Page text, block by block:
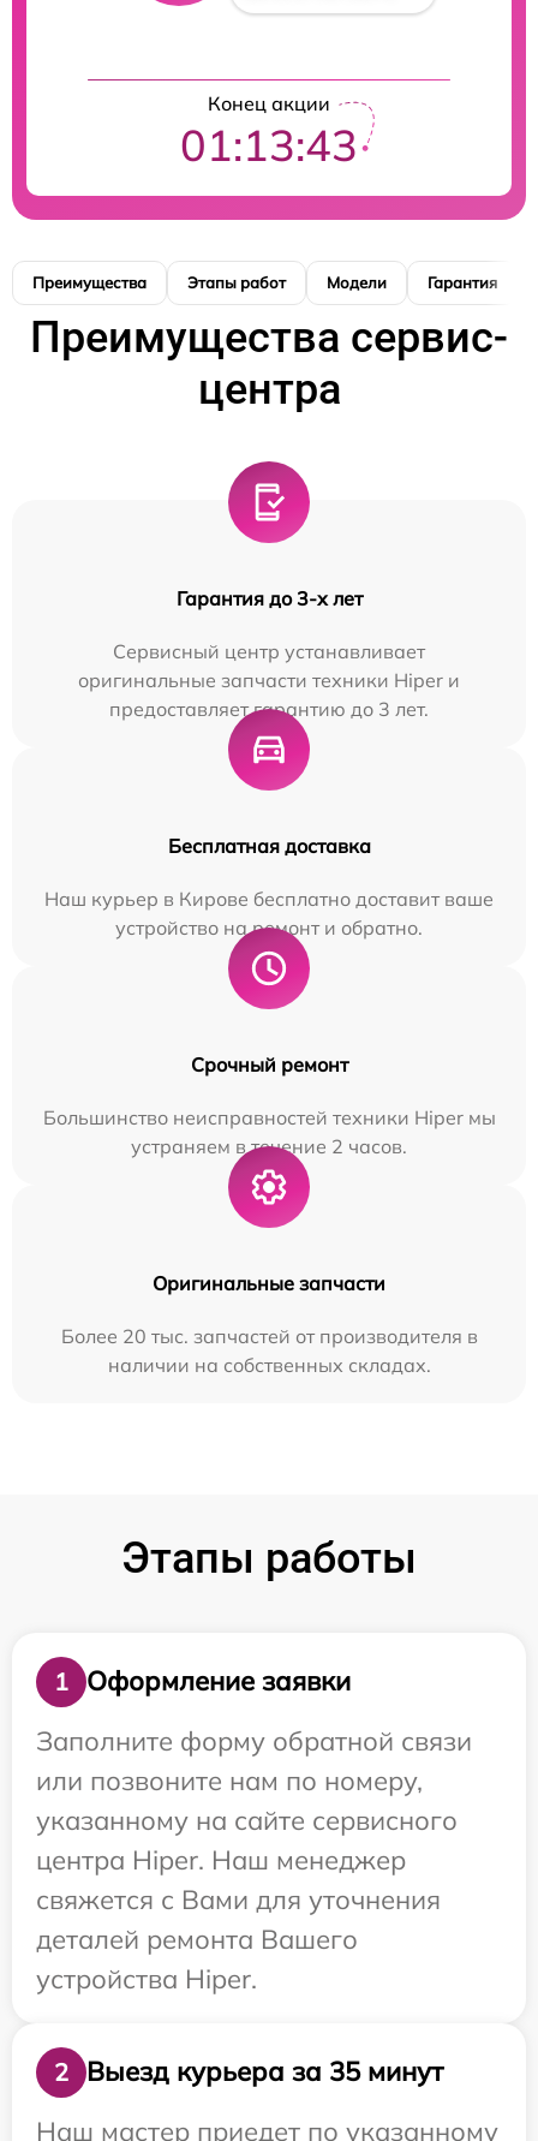
Конец акции
01:13:42
Преимущества Этапы работ Модели Гарантия
Преимущества сервис-
центра
Гарантия до 3-х лет
Сервисный центр устанавливает
оригинальные запчасти техники Hiper и
предоставляет гарантию до 3 лет.
Бесплатная доставка
Наш курьер в Кирове бесплатно доставит ваше
устройство на ремонт и обратно.
Срочный ремонт
Большинство неисправностей техники Hiper мы
устраняем в течение 2 часов.
Оригинальные запчасти
Более 20 тыс. запчастей от производителя в
наличии на собственных складах.
Этапы работы
1
Оформление заявки
Заполните форму обратной связи
или позвоните нам по номеру,
указанному на сайте сервисного
центра Hiper. Наш менеджер
свяжется с Вами для уточнения
деталей ремонта Вашего
устройства Hiper.
2
Выезд курьера за 35 минут
Наш мастер приедет по указанному